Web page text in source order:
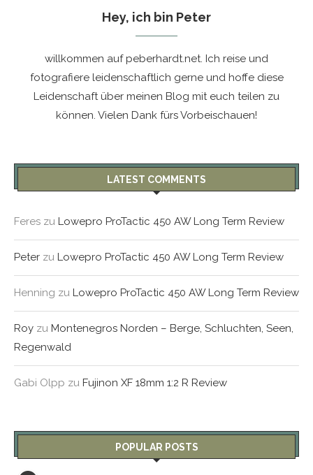
Hey, ich bin Peter
willkommen auf peberhardt.net. Ich reise und
fotografiere leidenschaftlich gerne und hoffe diese
Leidenschaft über meinen Blog mit euch teilen zu
können. Vielen Dank fürs Vorbeischauen!
LATEST COMMENTS
Feres zu Lowepro ProTactic 450 AW Long Term Review
Peter zu Lowepro ProTactic 450 AW Long Term Review
Henning zu Lowepro ProTactic 450 AW Long Term Review
Roy zu Montenegros Norden – Berge, Schluchten, Seen,
Regenwald
Gabi Olpp zu Fujinon XF 18mm 1:2 R Review
POPULAR POSTS